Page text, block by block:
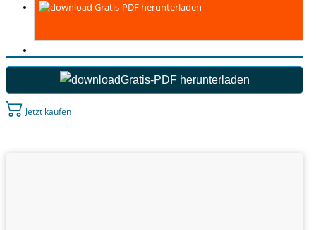
Gratis-PDF herunterladen
Gratis-PDF herunterladen
Jetzt kaufen